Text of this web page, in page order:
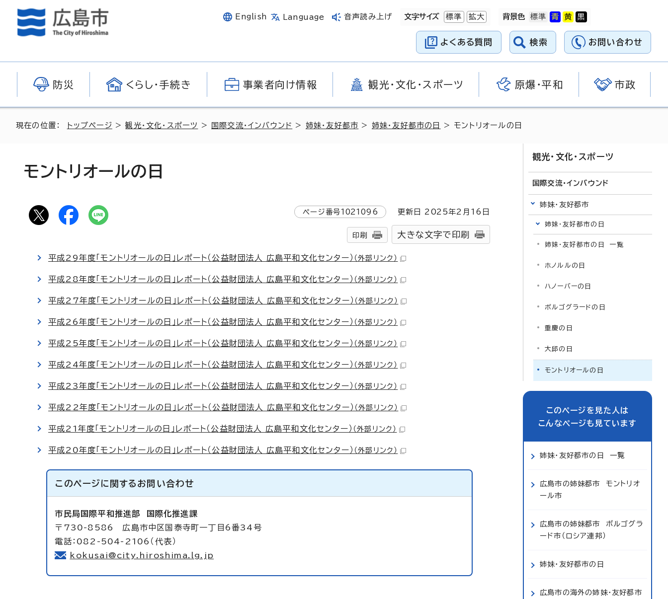
English Language 音声読み上げ 文字サイズ 標準 拡大 背景色
よくある質問 検索 お問い合わせ
防災 くらし・手続き 事業者向け情報 観光・文化・スポーツ 原爆・平和 市政
現在の位置： トップページ >観光・文化・スポーツ > 国際交流・インバウンド > 姉妹・友好都市 > 姉妹・友好都市の日 > モントリオールの日
モントリオールの日
ページ番号1021096 更新日 2025年2月 16 日
印刷 大きな文字で印刷
平成29年度「モントリオールの日」レポート（公益財団法人 広島平和文化センター） （外部リンク）
平成28年度「モントリオールの日」レポート（公益財団法人 広島平和文化センター） （外部リンク）
平成27年度「モントリオールの日」レポート（公益財団法人 広島平和文化センター） （外部リンク）
平成26年度「モントリオールの日」レポート（公益財団法人 広島平和文化センター） （外部リンク）
平成25年度「モントリオールの日」レポート（公益財団法人 広島平和文化センター） （外部リンク）
平成24年度「モントリオールの日」レポート（公益財団法人 広島平和文化センター） （外部リンク）
平成23年度「モントリオールの日」レポート（公益財団法人 広島平和文化センター） （外部リンク）
平成22年度「モントリオールの日」レポート（公益財団法人 広島平和文化センター） （外部リンク）
平成21年度「モントリオールの日」レポート（公益財団法人 広島平和文化センター） （外部リンク）
平成20年度「モントリオールの日」レポート（公益財団法人 広島平和文化センター） （外部リンク）
このページに関する お問い合わせ
市民局国際平和推進部
国際化推進課
〒730-8586 広島市中区国泰寺町一丁目6番34号
電話：082-504-2106（代表）
kokusai@city.hiroshima.lg.jp
観光・文化・スポーツ
国際交流・インバウンド
姉妹・友好都市
姉妹・友好都市の日
姉妹・友好都市の日 一覧
ホノルルの日
ハノーバーの日
ボルゴグラードの日
重慶の日
大邱の日
モントリオールの日
このページを見た人は
こんなページも見ています
姉妹・友好都市の日 一覧
広島市の姉妹都市 モントリオ
ール市
広島市の姉妹都市 ボルゴグラ
ード市（ロシア連邦）
姉妹・友好都市の日
広島市の海外の姉妹・友好都市